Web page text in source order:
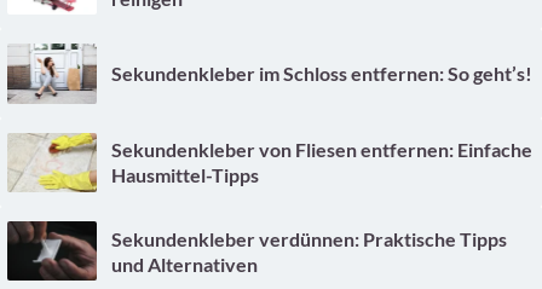
Sekundenkleber im Schloss entfernen: So geht’s!
Sekundenkleber von Fliesen entfernen: Einfache
Hausmittel-Tipps
Sekundenkleber verdünnen: Praktische Tipps
und Alternativen